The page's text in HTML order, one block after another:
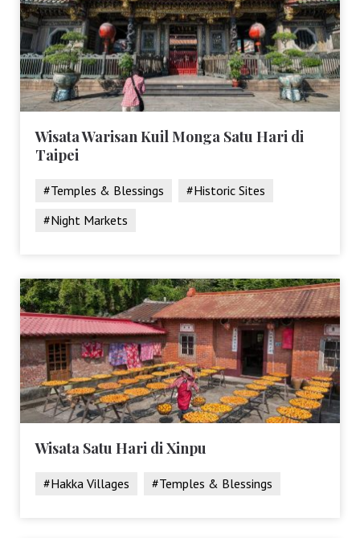
Wisata Warisan Kuil Monga Satu Hari di
Taipei
#Temples & Blessings
#Historic Sites
#Night Markets
Wisata Satu Hari di Xinpu
#Hakka Villages #Temples & Blessings